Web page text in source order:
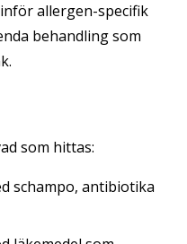
allergen-specifik
behandling som
som hittas:
schampo, antibiotika